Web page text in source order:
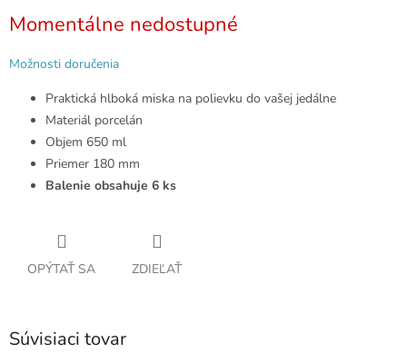
Momentálne nedostupné
Možnosti doručenia
Praktická hlboká miska na polievku do vašej jedálne
Materiál porcelán
Objem 650 ml
Priemer 180 mm
Balenie obsahuje 6 ks
OPÝTAŤ SA ZDIEĽAŤ
Súvisiaci tovar